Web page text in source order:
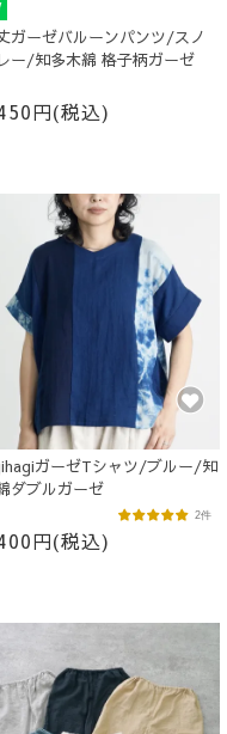
ガーゼバルーンパンツ/スノ
ー/知多木綿 格子柄ガーゼ
円(税込)
ガーゼTシャツ/ブルー/知
ダブルガーゼ
円(税込)
2件